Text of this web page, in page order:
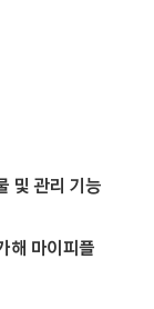
및 관리 기능
해 마이피플